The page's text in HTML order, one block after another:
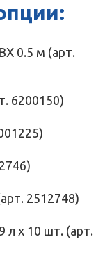
0.5 м (арт.
6200150)
2512748)
х 10 шт. (арт.